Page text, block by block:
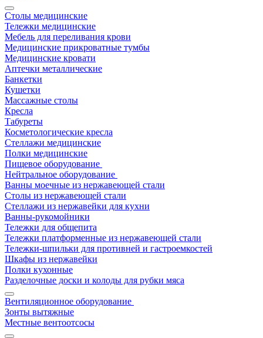
Столы медицинские
Тележки медицинские
Мебель для переливания крови
Медицинские прикроватные тумбы
Медицинские кровати
Аптечки металлические
Банкетки
Кушетки
Массажные столы
Кресла
Табуреты
Косметологические кресла
Стеллажи медицинские
Полки медицинские
Пищевое оборудование
Нейтральное оборудование
Ванны моечные из нержавеющей стали
Столы из нержавеющей стали
Стеллажи из нержавейки для кухни
Ванны-рукомойники
Тележки для общепита
Тележки платформенные из нержавеющей стали
Тележки-шпильки для противней и гастроемкостей
Шкафы из нержавейки
Полки кухонные
Разделочные доски и колоды для рубки мяса
Вентиляционное оборудование
Зонты вытяжные
Местные вентоотсосы